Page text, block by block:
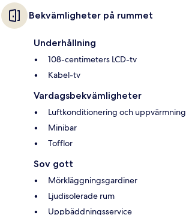
Bekvämligheter på rummet
Underhållning
108-centimeters LCD-tv
Kabel-tv
Vardagsbekvämligheter
Luftkonditionering och uppvärmning
Minibar
Tofflor
Sov gott
Mörkläggningsgardiner
Ljudisolerade rum
Uppbäddningsservice